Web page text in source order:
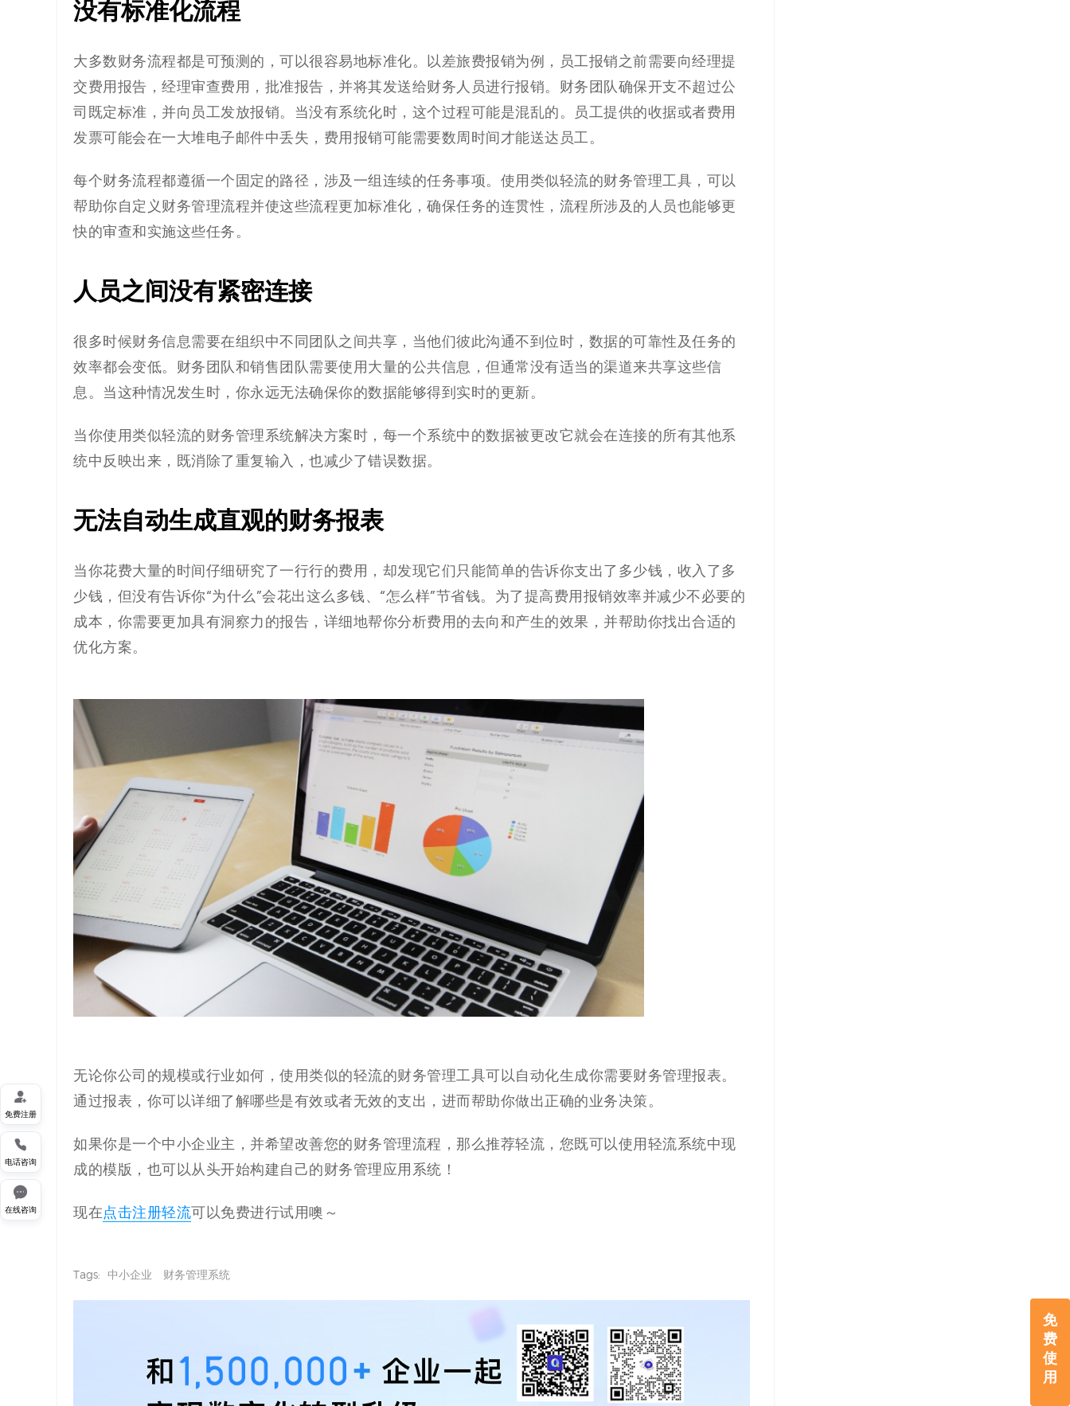
免
费
使
用
没有标准化流程
大多数财务流程都是可预测的，可以很容易地标准化。以差旅费报销为例，员工报销之前需要向经理提
交费用报告，经理审查费用，批准报告，并将其发送给财务人员进行报销。财务团队确保开支不超过公
司既定标准，并向员工发放报销。当没有系统化时，这个过程可能是混乱的。员工提供的收据或者费用
发票可能会在一大堆电子邮件中丢失，费用报销可能需要数周时间才能送达员工。
每个财务流程都遵循一个固定的路径，涉及一组连续的任务事项。使用类似轻流的财务管理工具，可以
帮助你自定义财务管理流程并使这些流程更加标准化，确保任务的连贯性，流程所涉及的人员也能够更
快的审查和实施这些任务。
人员之间没有紧密连接
很多时候财务信息需要在组织中不同团队之间共享，当他们彼此沟通不到位时，数据的可靠性及任务的
效率都会变低。财务团队和销售团队需要使用大量的公共信息，但通常没有适当的渠道来共享这些信
息。当这种情况发生时，你永远无法确保你的数据能够得到实时的更新。
当你使用类似轻流的财务管理系统解决方案时，每一个系统中的数据被更改它就会在连接的所有其他系
统中反映出来，既消除了重复输入，也减少了错误数据。
无法自动生成直观的财务报表
当你花费大量的时间仔细研究了一行行的费用，却发现它们只能简单的告诉你支出了多少钱，收入了多
少钱，但没有告诉你“为什么”会花出这么多钱、“怎么样”节省钱。为了提高费用报销效率并减少不必要的
成本，你需要更加具有洞察力的报告，详细地帮你分析费用的去向和产生的效果，并帮助你找出合适的
优化方案。
无论你公司的规模或行业如何，使用类似的轻流的财务管理工具可以自动化生成你需要财务管理报表。
通过报表，你可以详细了解哪些是有效或者无效的支出，进而帮助你做出正确的业务决策。
如果你是一个中小企业主，并希望改善您的财务管理流程，那么推荐轻流，您既可以使用轻流系统中现
成的模版，也可以从头开始构建自己的财务管理应用系统！
现在点击注册轻流可以免费进行试用噢～
Tags: 中小企业 财务管理系统

免费注册

电话咨询

在线咨询